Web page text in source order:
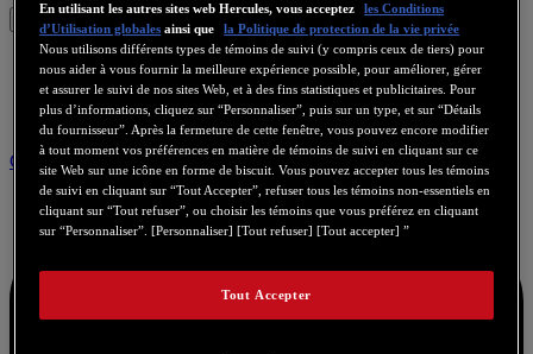
Community
En utilisant les autres sites web Hercules, vous acceptez
les Conditions
d’Utilisation globales ainsi que
la Politique de protection de la vie privée
Nous utilisons différents types de témoins de suivi (y compris ceux de tiers) pour
nous aider à vous fournir la meilleure expérience possible, pour améliorer, gérer
et assurer le suivi de nos sites Web, et à des fins statistiques et publicitaires. Pour
plus d’informations, cliquez sur “Personnaliser”, puis sur un type, et sur “Détails
du fournisseur”. Après la fermeture de cette fenêtre, vous pouvez encore modifier
à tout moment vos préférences en matière de témoins de suivi en cliquant sur ce
site Web sur une icône en forme de biscuit. Vous pouvez accepter tous les témoins
de suivi en cliquant sur “Tout Accepter”, refuser tous les témoins non-essentiels en
cliquant sur “Tout refuser”, ou choisir les témoins que vous préférez en cliquant
sur “Personnaliser”. [Personnaliser] [Tout refuser] [Tout accepter] ”
Tout Accepter